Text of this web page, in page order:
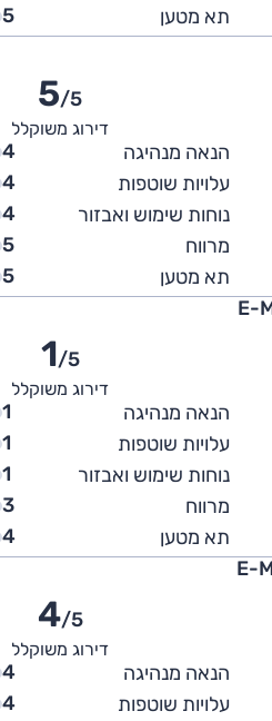
4/5
דירוג משוקלל
הנאה מנהיגה
4
עלויות שוטפות
4
1/5
דירוג משוקלל
הנאה מנהיגה
1
עלויות שוטפות
1
נוחות שימוש ואבזור
1
מרווח
3
תא מטען
4
5/5
דירוג משוקלל
הנאה מנהיגה
4
עלויות שוטפות
4
נוחות שימוש ואבזור
4
מרווח
5
תא מטען
5
תא מטען
5